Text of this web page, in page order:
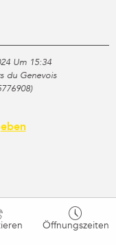
Um 15:34
du Genevois
)
Öffnungszeiten